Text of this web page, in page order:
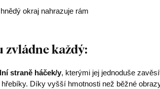
okraj nahrazuje rám
zvládne každý:
straně háček/y, kterými jej jednoduše
Díky vyšší hmotnosti než běžné